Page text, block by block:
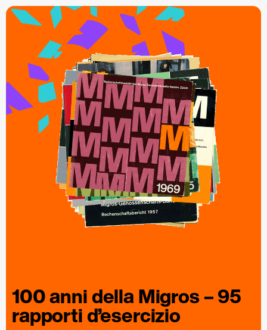
100 anni dellaMigros– 95
rapportid’esercizio